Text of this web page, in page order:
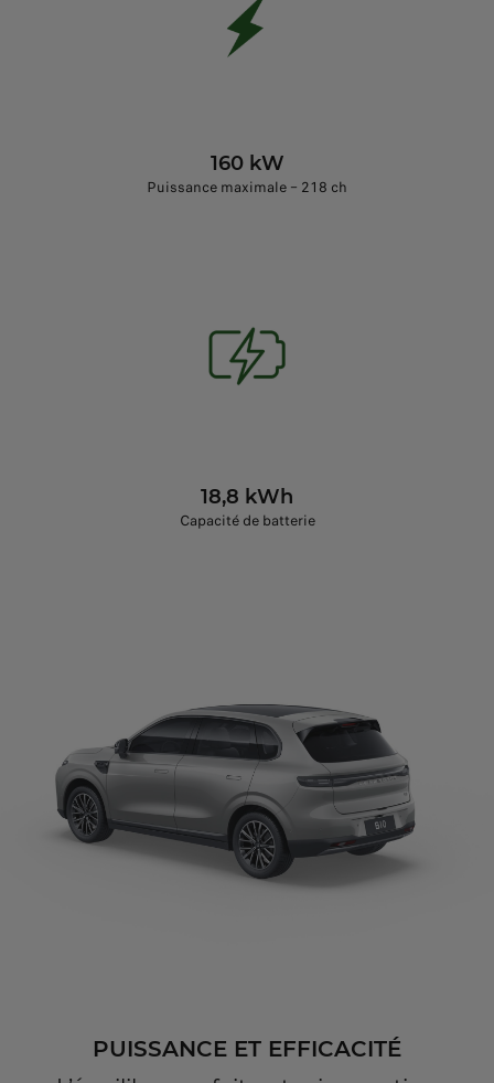
160 kW
Puissance maximale – 218 ch
18,8 kWh
Capacité de batterie
PUISSANCE ET EFFICACITÉ